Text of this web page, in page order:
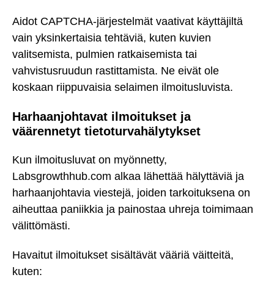
Aidot CAPTCHA-järjestelmät vaativat käyttäjiltä
vain yksinkertaisia tehtäviä, kuten kuvien
valitsemista, pulmien ratkaisemista tai
vahvistusruudun rastittamista. Ne eivät ole
koskaan riippuvaisia selaimen ilmoitusluvista.
Harhaanjohtavat ilmoitukset ja
väärennetyt tietoturvahälytykset
Kun ilmoitusluvat on myönnetty,
Labsgrowthhub.com alkaa lähettää hälyttäviä ja
harhaanjohtavia viestejä, joiden tarkoituksena on
aiheuttaa paniikkia ja painostaa uhreja toimimaan
välittömästi.
Havaitut ilmoitukset sisältävät vääriä väitteitä,
kuten: